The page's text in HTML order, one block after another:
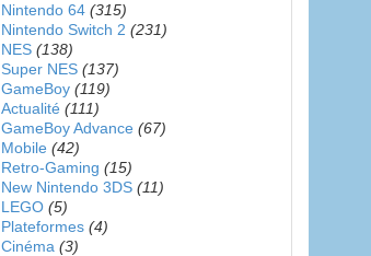
Nintendo 64 (315)
Nintendo Switch 2 (231)
NES (138)
Super NES (137)
GameBoy (119)
Actualité (111)
GameBoy Advance (67)
Mobile (42)
Retro-Gaming (15)
New Nintendo 3DS (11)
LEGO (5)
Plateformes (4)
Cinéma (3)